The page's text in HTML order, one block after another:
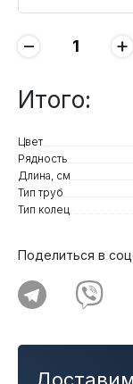
− +
Итого:
Цвет
Рядность
Длина, см
Тип труб
Тип колец
Поделиться в